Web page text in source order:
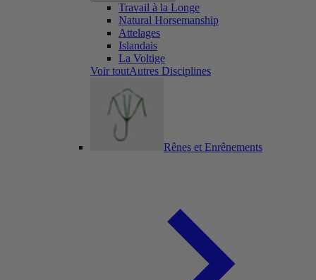
Travail à la Longe
Natural Horsemanship
Attelages
Islandais
La Voltige
Voir toutAutres Disciplines
Rênes et Enrênements